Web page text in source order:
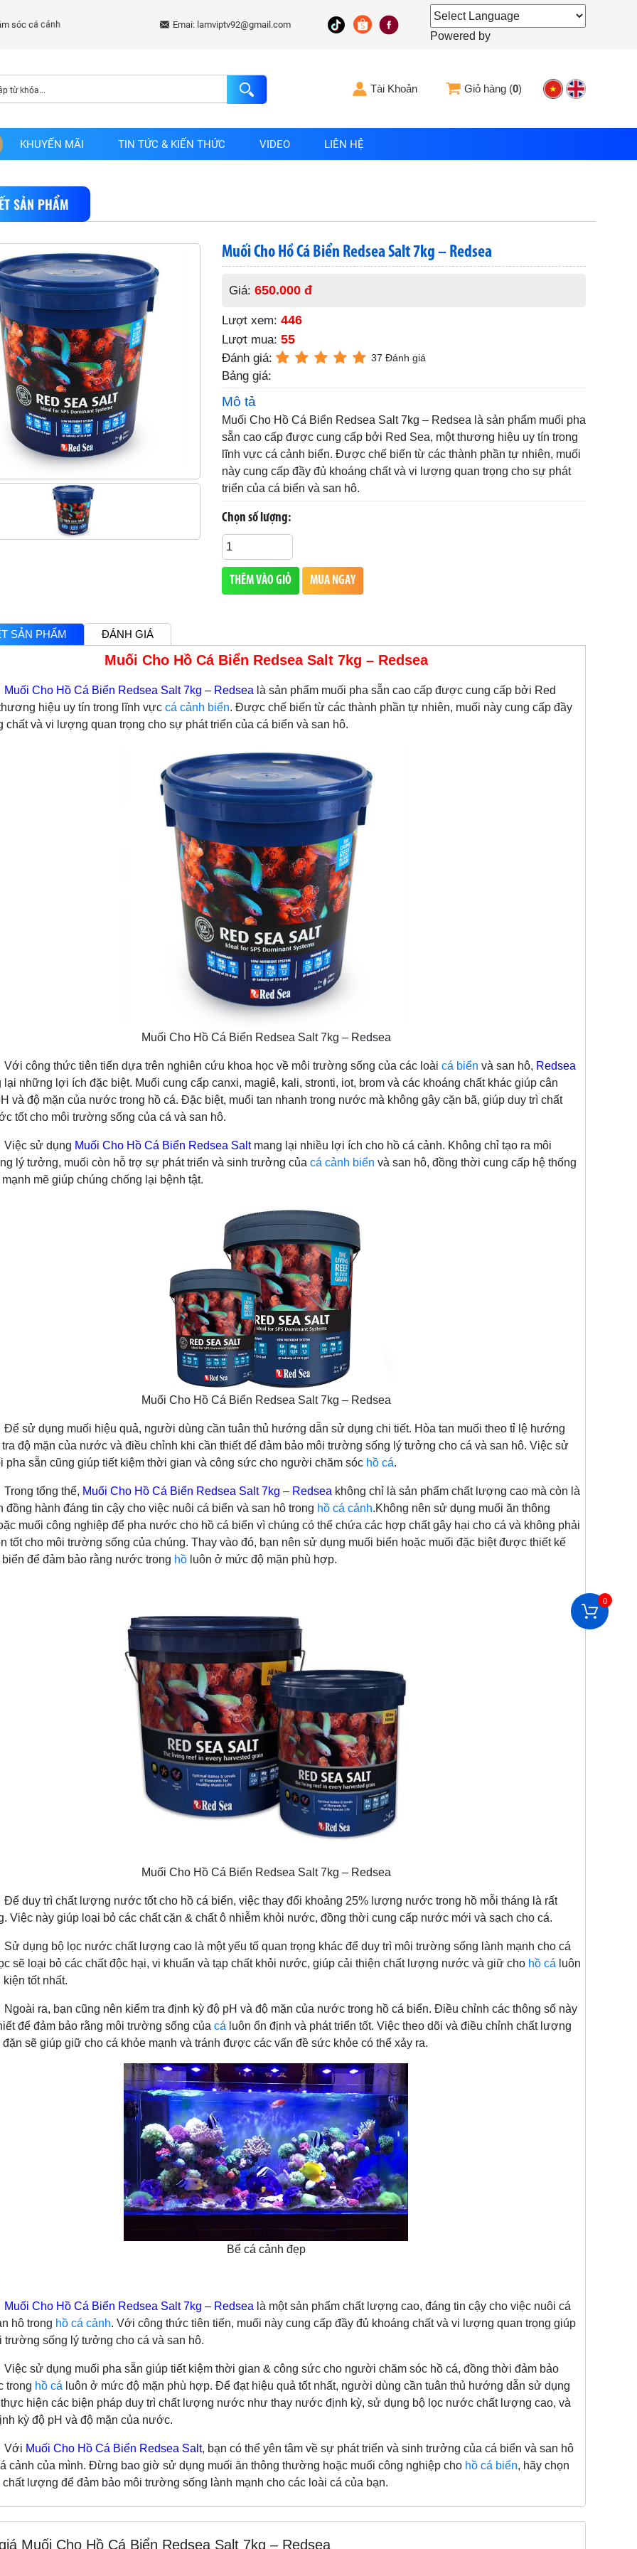
Emai: lamviptv92@gmail.com
Powered by
Tài Khoản Giỏ hàng (0)
KHUYẾN MÃI TIN TỨC & KIẾN THỨC VIDEO LIÊN HỆ
SẢN PHẨM
Muối Cho Hồ Cá Biển Redsea Salt 7kg – Redsea
Giá: 650.000 đ
Lượt xem: 446
Lượt mua: 55
Đánh giá: 37 Đánh giá
Bảng giá:
Mô tả
Muối Cho Hồ Cá Biển Redsea Salt 7kg – Redsea là sản phẩm muối pha
sẵn cao cấp được cung cấp bởi Red Sea, một thương hiệu uy tín trong
lĩnh vực cá cảnh biển. Được chế biến từ các thành phần tự nhiên, muối
này cung cấp đầy đủ khoáng chất và vi lượng quan trọng cho sự phát
triển của cá biển và san hô.
Chọn số lượng:
THÊM VÀO GIỎ MUA NGAY
SẢN PHẨM ĐÁNH GIÁ
Muối Cho Hồ Cá Biển Redsea Salt 7kg – Redsea
Cho Hồ Cá Biển Redsea Salt 7kg – Redsea là sản phẩm muối pha sẵn cao cấp được cung cấp bởi Red
hiệu uy tín trong lĩnh vực cá cảnh biển. Được chế biến từ các thành phần tự nhiên, muối này cung cấp đầy
chất và vi lượng quan trọng cho sự phát triển của cá biển và san hô.
Muối Cho Hồ Cá Biển Redsea Salt 7kg – Redsea
thức tiên tiến dựa trên nghiên cứu khoa học về môi trường sống của các loài cá biển và san hô, Redsea
những lợi ích đặc biệt. Muối cung cấp canxi, magiê, kali, stronti, iot, brom và các khoáng chất khác giúp cân
và độ mặn của nước trong hồ cá. Đặc biệt, muối tan nhanh trong nước mà không gây cặn bã, giúp duy trì chất
tốt cho môi trường sống của cá và san hô.
dụng Muối Cho Hồ Cá Biển Redsea Saltmang lại nhiều lợi ích cho hồ cá cảnh. Không chỉ tạo ra môi
lý tưởng, muối còn hỗ trợ sự phát triển và sinh trưởng của cá cảnh biển và san hô, đồng thời cung cấp hệ thống
mẽ giúp chúng chống lại bệnh tật.
Muối Cho Hồ Cá Biển Redsea Salt 7kg – Redsea
muối hiệu quả, người dùng cần tuân thủ hướng dẫn sử dụng chi tiết. Hòa tan muối theo tỉ lệ hướng
tra độ mặn của nước và điều chỉnh khi cần thiết để đảm bảo môi trường sống lý tưởng cho cá và san hô. Việc sử
pha sẵn cũng giúp tiết kiệm thời gian và công sức cho người chăm sóc hồ cá.
tổng thể, Muối Cho Hồ Cá Biển Redsea Salt 7kg – Redsea không chỉ là sản phẩm chất lượng cao mà còn là
đồng hành đáng tin cậy cho việc nuôi cá biển và san hô trong hồ cá cảnh.Không nên sử dụng muối ăn thông
muối công nghiệp để pha nước cho hồ cá biển vì chúng có thể chứa các hợp chất gây hại cho cá và không phải
tốt cho môi trường sống của chúng. Thay vào đó, bạn nên sử dụng muối biển hoặc muối đặc biệt được thiết kế
để đảm bảo rằng nước trong hồ luôn ở mức độ mặn phù hợp.
Muối Cho Hồ Cá Biển Redsea Salt 7kg – Redsea
chất lượng nước tốt cho hồ cá biển, việc thay đổi khoảng 25% lượng nước trong hồ mỗi tháng là rất
Việc này giúp loại bỏ các chất cặn & chất ô nhiễm khỏi nước, đồng thời cung cấp nước mới và sạch cho cá.
bộ lọc nước chất lượng cao là một yếu tố quan trọng khác để duy trì môi trường sống lành mạnh cho cá
sẽ loại bỏ các chất độc hại, vi khuẩn và tạp chất khỏi nước, giúp cải thiện chất lượng nước và giữ cho hồ cá luôn
tốt nhất.
bạn cũng nên kiểm tra định kỳ độ pH và độ mặn của nước trong hồ cá biển. Điều chỉnh các thông số này
để đảm bảo rằng môi trường sống của cá luôn ổn định và phát triển tốt. Việc theo dõi và điều chỉnh chất lượng
sẽ giúp giữ cho cá khỏe mạnh và tránh được các vấn đề sức khỏe có thể xảy ra.
Bể cá cảnh đẹp
Muối Cho Hồ Cá Biển Redsea Salt 7kg – Redsea là một sản phẩm chất lượng cao, đáng tin cậy cho việc nuôi cá
hô trong hồ cá cảnh. Với công thức tiên tiến, muối này cung cấp đầy đủ khoáng chất và vi lượng quan trọng giúp
trường sống lý tưởng cho cá và san hô.
muối pha sẵn giúp tiết kiệm thời gian & công sức cho người chăm sóc hồ cá, đồng thời đảm bảo
trong hồ cá luôn ở mức độ mặn phù hợp. Để đạt hiệu quả tốt nhất, người dùng cần tuân thủ hướng dẫn sử dụng
hiện các biện pháp duy trì chất lượng nước như thay nước định kỳ, sử dụng bộ lọc nước chất lượng cao, và
kỳ độ pH và độ mặn của nước.
Muối Cho Hồ Cá Biển Redsea Salt, bạn có thể yên tâm về sự phát triển và sinh trưởng của cá biển và san hô
cảnh của mình. Đừng bao giờ sử dụng muối ăn thông thường hoặc muối công nghiệp cho hồ cá biển, hãy chọn
chất lượng để đảm bảo môi trường sống lành mạnh cho các loài cá của bạn.
Muối Cho Hồ Cá Biển Redsea Salt 7kg – Redsea
0